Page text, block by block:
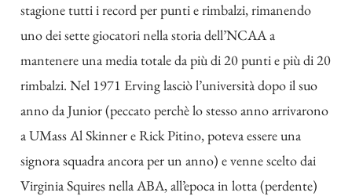
stagione tutti i record per punti e rimbalzi, rimanendo
uno dei sette giocatori nella storia dell’NCAA a
mantenere una media totale da più di 20 punti e più di 20
rimbalzi. Nel 1971 Erving lasciò l’università dopo il suo
anno da Junior (peccato perchè lo stesso anno arrivarono
a UMass Al Skinner e Rick Pitino, poteva essere una
signora squadra ancora per un anno) e venne scelto dai
Virginia Squires nella ABA, all’epoca in lotta (perdente)